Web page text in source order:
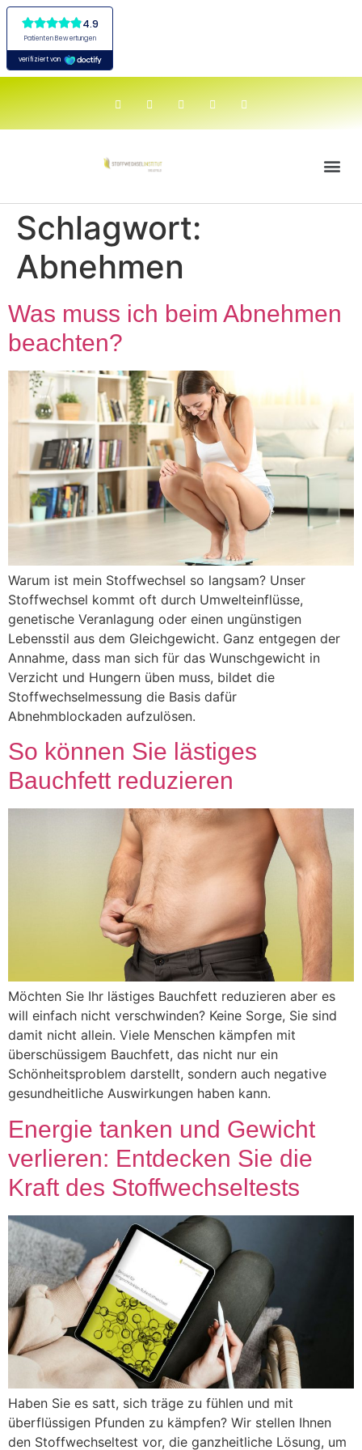
Schlagwort:
Abnehmen
Was muss ich beim Abnehmen
beachten?
Warum ist mein Stoffwechsel so langsam? Unser
Stoffwechsel kommt oft durch Umwelteinflüsse,
genetische Veranlagung oder einen ungünstigen
Lebensstil aus dem Gleichgewicht. Ganz entgegen der
Annahme, dass man sich für das Wunschgewicht in
Verzicht und Hungern üben muss, bildet die
Stoffwechselmessung die Basis dafür
Abnehmblockaden aufzulösen.
So können Sie lästiges
Bauchfett reduzieren
Möchten Sie Ihr lästiges Bauchfett reduzieren aber es
will einfach nicht verschwinden? Keine Sorge, Sie sind
damit nicht allein. Viele Menschen kämpfen mit
überschüssigem Bauchfett, das nicht nur ein
Schönheitsproblem darstellt, sondern auch negative
gesundheitliche Auswirkungen haben kann.
Energie tanken und Gewicht
verlieren: Entdecken Sie die
Kraft des Stoffwechseltests
Haben Sie es satt, sich träge zu fühlen und mit
überflüssigen Pfunden zu kämpfen? Wir stellen Ihnen
den Stoffwechseltest vor, die ganzheitliche Lösung, um